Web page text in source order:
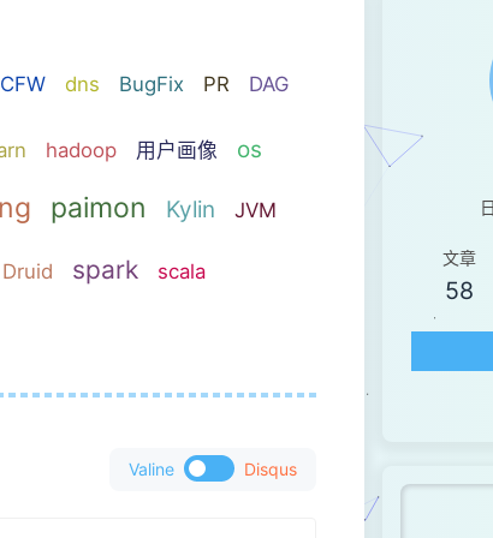
CFW dns BugFix PR DAG
hadoop 用户画像 os
paimon Kylin JVM
Druid spark scala
Valine Disqus
文章
58